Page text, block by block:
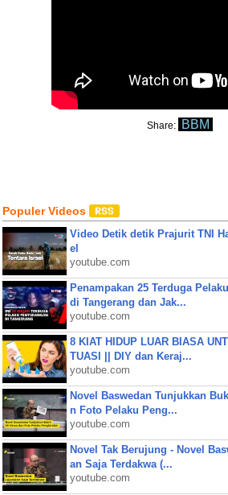
Share: BBM
Populer Videos
Video Detik detik Prajurit TNI
el
youtube.com
Penampakan 25 Terduga
di Tangerang dan Jak...
youtube.com
8 KIAT HIDUP LUAR BIASA
TUASI || DIY dan Keraj...
youtube.com
Novel Baswedan Tunjukkan
n Foto Pelaku Peng...
youtube.com
Novel Tak Berujung - Novel
an Saja Terdakwa (...
youtube.com